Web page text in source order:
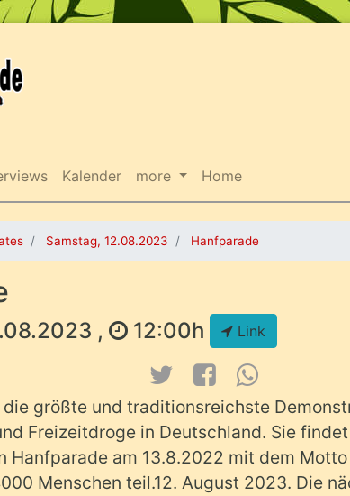
Kalender more Home
Samstag, 12.08.2023 Hanfparade
, 12:00h Link
größte und traditionsreichste
Freizeitdroge in Deutschland. Sie
Hanfparade am 13.8.2022 mit dem Motto
Menschen teil.12. August 2023. Die